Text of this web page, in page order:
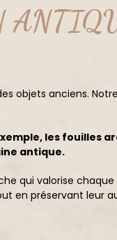
des objets anciens.
les fouilles
antique.
qui valorise
en préservant leur